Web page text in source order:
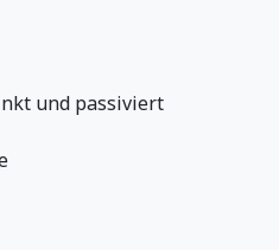
und passiviert